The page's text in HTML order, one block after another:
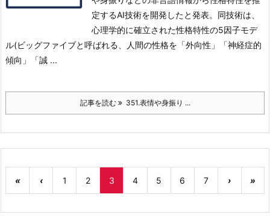
定するAI技術を開発したと発表。 同技術は、
心理学的に確立された性格特性の5因子モデ
ル(ビッグファイブと呼ばれる、人間の性格を「外向性」「神経症的
傾向」「誠 ...
記事を読む 351.表情や身振り ...
« ‹ 1 2 3 4 5 6 7 › »